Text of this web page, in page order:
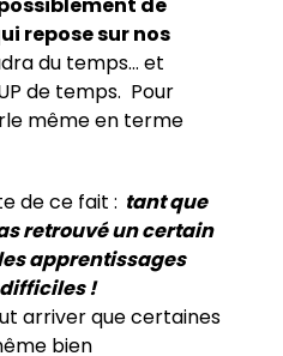
repose sur nos
du temps… et
de temps. Pour
même en terme
de ce fait : tant que
retrouvé un certain
apprentissages
!
arriver que certaines
bien